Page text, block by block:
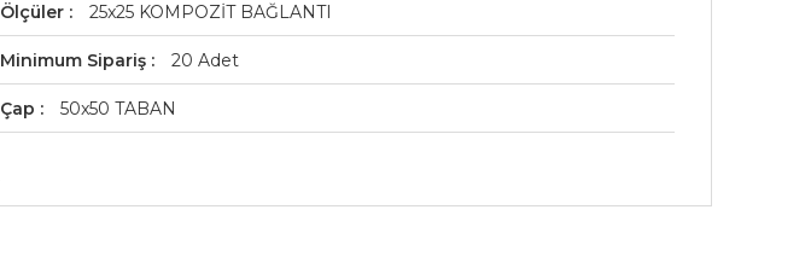
Ölçüler 25x25 KOMPOZİT BAĞLANTI
Minimum Sipariş 20 Adet
Çap 50x50 TABAN